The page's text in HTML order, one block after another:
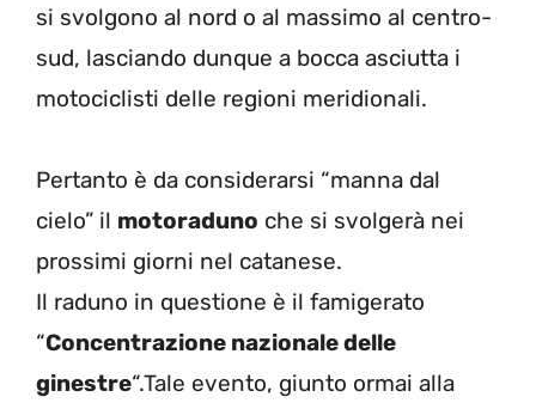
si svolgono al nord o al massimo al centro-
sud, lasciando dunque a bocca asciutta i
motociclisti delle regioni meridionali.
Pertanto è da considerarsi “manna dal
cielo” il motoraduno che si svolgerà nei
prossimi giorni nel catanese.
Il raduno in questione è il famigerato
“Concentrazione nazionale delle
ginestre“.Tale evento, giunto ormai alla